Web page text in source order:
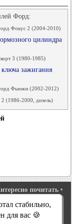
Форд:
Фокус 2 (2004-2010)
цилиндра
3 (1980-1985)
зажигания
Фьюжн (2002-2012)
(1986-2000, дизель)
почитать •
Мондео 1 и 2
4 •Эскорт 5
стабильно,
для вас 🍪